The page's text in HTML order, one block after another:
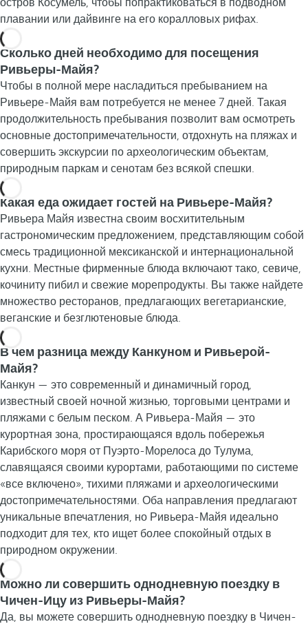
остров Косумель, чтобы попрактиковаться в подводном
плавании или дайвинге на его коралловых рифах.
Сколько дней необходимо для посещения
Ривьеры-Майя?
Чтобы в полной мере насладиться пребыванием на
Ривьере-Майя вам потребуется не менее 7 дней. Такая
продолжительность пребывания позволит вам осмотреть
основные достопримечательности, отдохнуть на пляжах и
совершить экскурсии по археологическим объектам,
природным паркам и сенотам без всякой спешки.
Какая еда ожидает гостей на Ривьере-Майя?
Ривьера Майя известна своим восхитительным
гастрономическим предложением, представляющим собой
смесь традиционной мексиканской и интернациональной
кухни. Местные фирменные блюда включают тако, севиче,
кочиниту пибил и свежие морепродукты. Вы также найдете
множество ресторанов, предлагающих вегетарианские,
веганские и безглютеновые блюда.
В чем разница между Канкуном и Ривьерой-
Майя?
Канкун — это современный и динамичный город,
известный своей ночной жизнью, торговыми центрами и
пляжами с белым песком. А Ривьера-Майя — это
курортная зона, простирающаяся вдоль побережья
Карибского моря от Пуэрто-Морелоса до Тулума,
славящаяся своими курортами, работающими по системе
«все включено», тихими пляжами и археологическими
достопримечательностями. Оба направления предлагают
уникальные впечатления, но Ривьера-Майя идеально
подходит для тех, кто ищет более спокойный отдых в
природном окружении.
Можно ли совершить однодневную поездку в
Чичен-Ицу из Ривьеры-Майя?
Да, вы можете совершить однодневную поездку в Чичен-